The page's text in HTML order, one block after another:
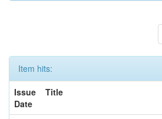
Item hits:
Issue
Date
Title